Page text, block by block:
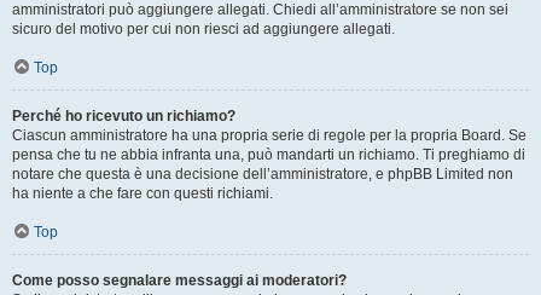
amministratori può aggiungere allegati. Chiedi all’amministratore se non sei
sicuro del motivo per cui non riesci ad aggiungere allegati.
Top
Perché ho ricevuto un richiamo?
Ciascun amministratore ha una propria serie di regole per la propria Board. Se
pensa che tu ne abbia infranta una, può mandarti un richiamo. Ti preghiamo di
notare che questa è una decisione dell’amministratore, e phpBB Limited non
ha niente a che fare con questi richiami.
Top
Come posso segnalare messaggi ai moderatori?